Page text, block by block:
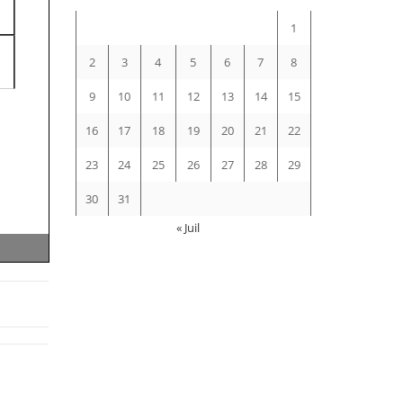
1
2 3 4 5 6 7 8
9 10 11 12 13 14 15
16 17 18 19 20 21 22
23 24 25 26 27 28 29
30
31
« Juil